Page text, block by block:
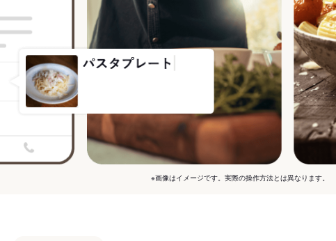
※画像はイメージです。実際の操作方法とは異なります。